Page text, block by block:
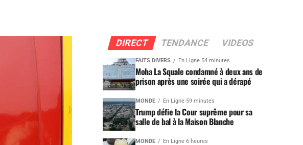
DIRECT TENDANCE VIDEOS
FAITS DIVERS En Ligne 54 minutes
Moha La Squale condamné à deux ans de
prison après une soirée qui a dérapé
MONDE En Ligne 59 minutes
Trump défie la Cour suprême pour sa
salle de bal à la Maison Blanche
MONDE En Ligne 6 heures